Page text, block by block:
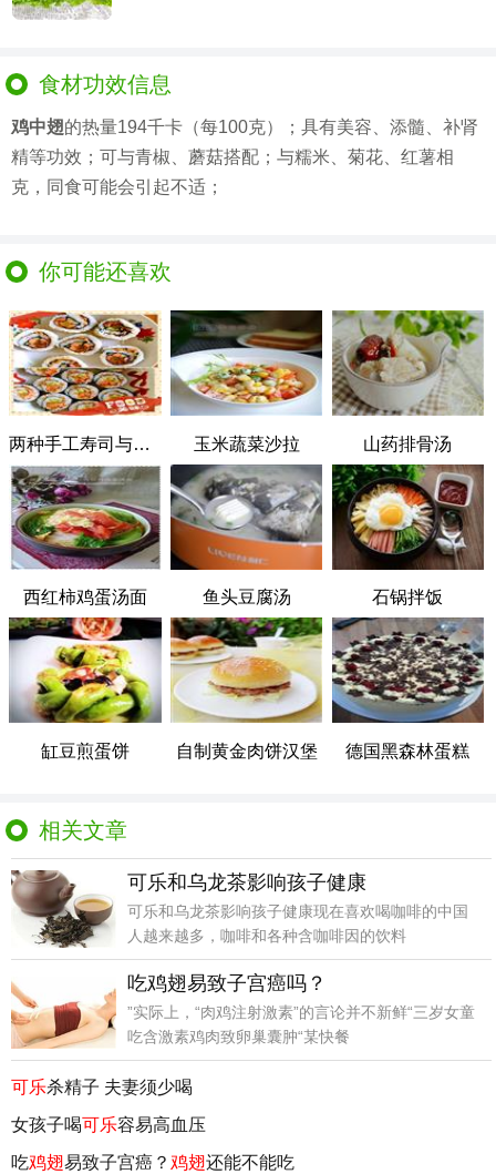
食材功效信息
鸡中翅的热量194千卡（每100克）；具有美容、添髓、补肾
精等功效；可与青椒、蘑菇搭配；与糯米、菊花、红薯相
克，同食可能会引起不适；
你可能还喜欢
两种手工寿司与可爱饭团 玉米蔬菜沙拉 山药排骨汤
西红柿鸡蛋汤面 鱼头豆腐汤 石锅拌饭
缸豆煎蛋饼 自制黄金肉饼汉堡 德国黑森林蛋糕
相关文章
可乐和乌龙茶影响孩子健康
可乐和乌龙茶影响孩子健康现在喜欢喝咖啡的中国
人越来越多，咖啡和各种含咖啡因的饮料
吃鸡翅易致子宫癌吗？
”实际上，“肉鸡注射激素”的言论并不新鲜“三岁女童
吃含激素鸡肉致卵巢囊肿“某快餐
可乐杀精子 夫妻须少喝
女孩子喝可乐容易高血压
吃鸡翅易致子宫癌？ 鸡翅还能不能吃